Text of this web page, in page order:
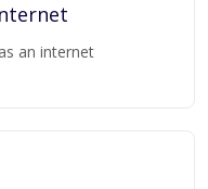
an internet